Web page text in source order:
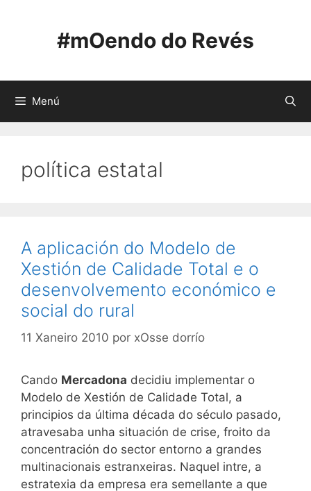
#mOendo do Revés
Menú
política estatal
A aplicación do Modelo de
Xestión de Calidade Total e o
desenvolvemento económico e
social do rural
11 Xaneiro 2010 por xOsse dorrío
Cando Mercadona decidiu implementar o
Modelo de Xestión de Calidade Total, a
principios da última década do século pasado,
atravesaba unha situación de crise, froito da
concentración do sector entorno a grandes
multinacionais estranxeiras. Naquel intre, a
estratexia da empresa era semellante a que